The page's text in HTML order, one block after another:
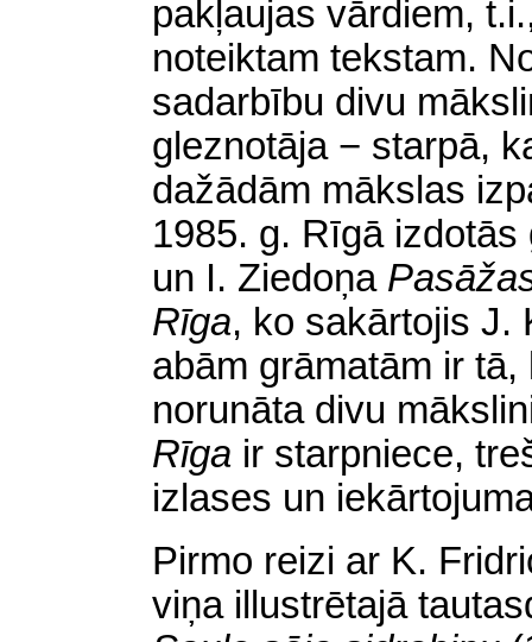
pakļaujas vārdiem,
noteiktam tekstam.
sadarbību divu
gleznotāja − starpā,
dažādām mākslas
1985. g. Rīgā
un I. Ziedoņa
Rīga, ko sakārtojis J.
abām grāmatām ir
norunāta divu
Rīga ir starpniece,
izlases un
Pirmo reizi ar K.
viņa illustrētajā